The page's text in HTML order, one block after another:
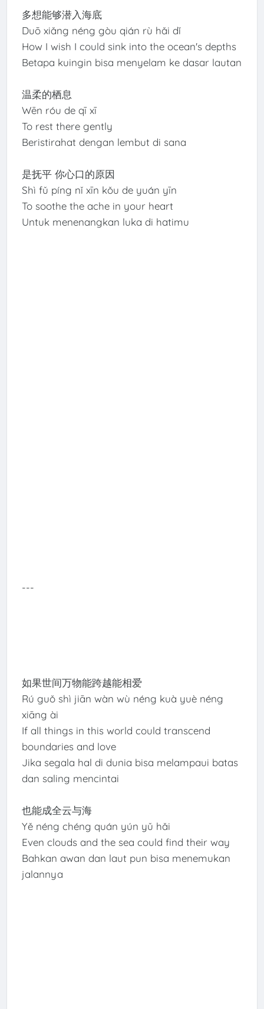
多想能够潜入海底
Duō xiǎng néng gòu qián rù hǎi dǐ
How I wish I could sink into the ocean's depths
Betapa kuingin bisa menyelam ke dasar lautan
温柔的栖息
Wēn róu de qī xī
To rest there gently
Beristirahat dengan lembut di sana
是抚平 你心口的原因
Shì fǔ píng nǐ xīn kǒu de yuán yīn
To soothe the ache in your heart
Untuk menenangkan luka di hatimu
---
如果世间万物能跨越能相爱
Rú guǒ shì jiān wàn wù néng kuà yuè néng
xiāng ài
If all things in this world could transcend
boundaries and love
Jika segala hal di dunia bisa melampaui batas
dan saling mencintai
也能成全云与海
Yě néng chéng quán yún yǔ hǎi
Even clouds and the sea could find their way
Bahkan awan dan laut pun bisa menemukan
jalannya